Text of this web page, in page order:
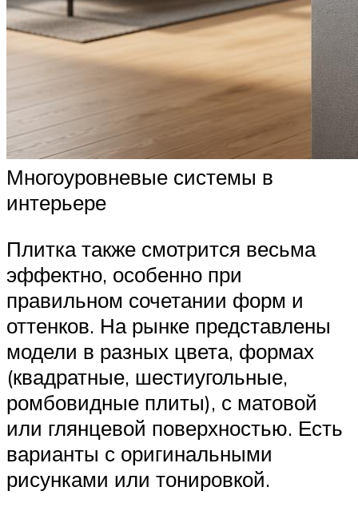
Многоуровневые системы в
интерьере
Плитка также смотрится весьма
эффектно, особенно при
правильном сочетании форм и
оттенков. На рынке представлены
модели в разных цвета, формах
(квадратные, шестиугольные,
ромбовидные плиты), с матовой
или глянцевой поверхностью. Есть
варианты с оригинальными
рисунками или тонировкой.